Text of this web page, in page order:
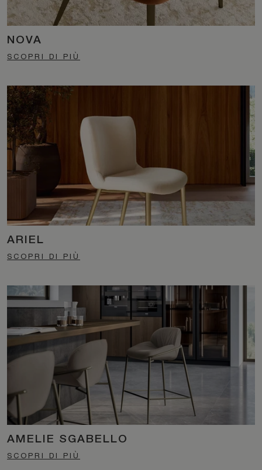
NOVA
SCOPRI DI PIÙ
ARIEL
SCOPRI DI PIÙ
AMELIE SGABELLO
SCOPRI DI PIÙ